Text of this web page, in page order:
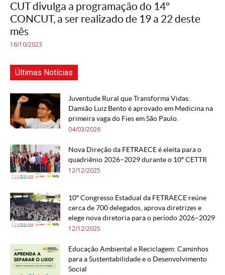
CUT divulga a programação do 14º
CONCUT, a ser realizado de 19 a 22 deste
mês
16/10/2023
Últimas Notícias
Juventude Rural que Transforma Vidas:
Damião Luiz Bento é aprovado em Medicina na
primeira vaga do Fies em São Paulo.
04/03/2026
Nova Direção da FETRAECE é eleita para o
quadriênio 2026–2029 durante o 10º CETTR
12/12/2025
10º Congresso Estadual da FETRAECE reúne
cerca de 700 delegados, aprova diretrizes e
elege nova diretoria para o período 2026–2029
12/12/2025
Educação Ambiental e Reciclagem: Caminhos
para a Sustentabilidade e o Desenvolvimento
Social